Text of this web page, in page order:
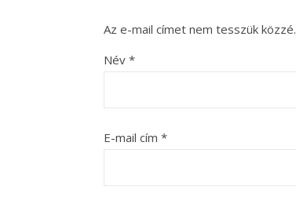
Az e-mail címet nem tesszük közzé.
Név *
E-mail cím *